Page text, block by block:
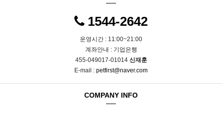
1544-2642
운영시간 : 11:00~21:00
계좌안내 : 기업은행
455-049017-01014 신재훈
E-mail : petfirst@naver.com
COMPANY INFO